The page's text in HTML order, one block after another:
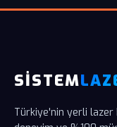
SİSTEM
Türkiye'nin yerli lazer